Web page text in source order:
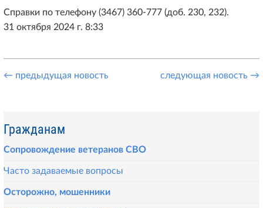
Справки по телефону (3467) 360-777 (доб. 230, 232).
31 октября 2024 г. 8:33
← предыдущая новость следующая новость →
Гражданам
Сопровождение ветеранов СВО
Часто задаваемые вопросы
Осторожно, мошенники